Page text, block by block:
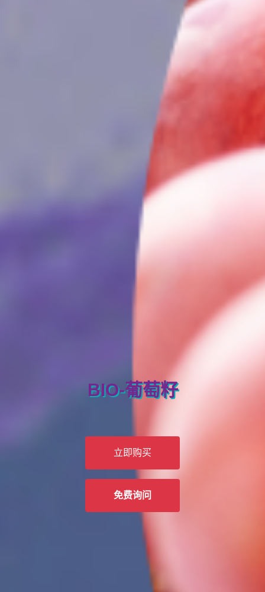
BIO-葡萄籽
立即购买
免费询问